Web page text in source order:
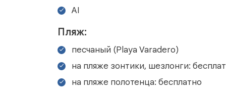
AI
Пляж:
песчаный (Playa Varadero)
на пляже зонтики, шезлонги:
на пляже полотенца: бесплатно